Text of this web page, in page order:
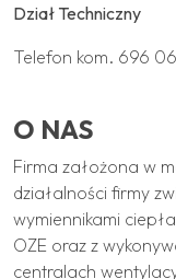
Dział Techniczny
Telefon kom. 696
O NAS
Firma założona w
działalności firmy
wymiennikami
OZE oraz z
centralach